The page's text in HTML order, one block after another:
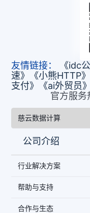
官方服
友情链接： 《idc
速》
《小熊HTTP》
支付》
《ai外贸员》
慈云数据计算
公司介绍
行业解决方案
帮助与支持
合作与生态